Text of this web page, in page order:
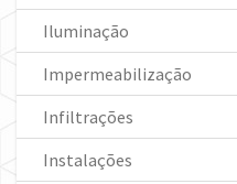
Iluminação
Impermeabilização
Infiltrações
Instalações